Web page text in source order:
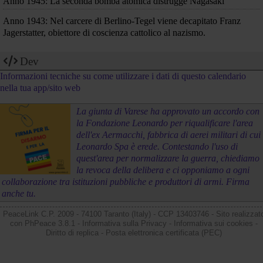
Anno 1943: Nel carcere di Berlino-Tegel viene decapitato Franz
Jagerstatter, obiettore di coscienza cattolico al nazismo.
Dev
Informazioni tecniche su come utilizzare i dati di questo calendario
nella tua app/sito web
La giunta di Varese ha approvato un accordo con
la Fondazione Leonardo per riqualificare l'area
dell'ex Aermacchi, fabbrica di aerei militari di cui
Leonardo Spa è erede. Contestando l'uso di
quest'area per normalizzare la guerra, chiediamo
la revoca della delibera e ci opponiamo a ogni
collaborazione tra istituzioni pubbliche e produttori di armi. Firma
anche tu.
PeaceLink C.P. 2009 - 74100 Taranto (Italy) - CCP 13403746 - Sito
con PhPeace 3.8.1 - Informativa sulla Privacy - Informativa sui cookies -
Diritto di replica- Posta elettronica certificata (PEC)